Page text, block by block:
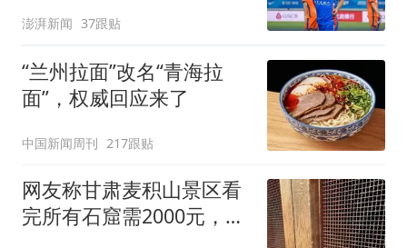
澎湃新闻 37跟贴
“兰州拉面”改名“青海拉
面”，权威回应来了
中国新闻周刊 217跟贴
网友称甘肃麦积山景区看
完所有石窟需2000元，景